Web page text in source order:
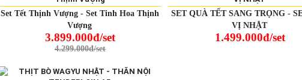
Set Tết Thịnh Vượng - Set Tinh Hoa Thịnh
Vượng
3.899.000đ/set
4.299.000đ/set
SET QUÀ TẾT SANG TRỌNG -
VỊ NHẬT
1.499.000đ/set